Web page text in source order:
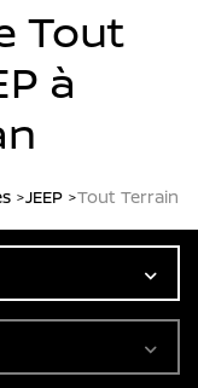
Tout
à
JEEP Tout Terrain